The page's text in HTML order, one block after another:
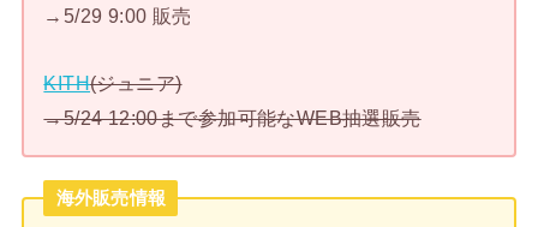
→5/29 9:00 販売
KITH(ジュニア)
→5/24 12:00まで参加可能なWEB抽選販売
海外販売情報